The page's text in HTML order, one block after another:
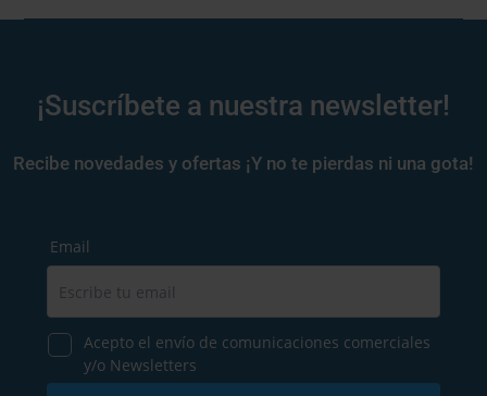
¡Suscríbete a nuestra newsletter!
Recibe novedades y ofertas ¡Y no te pierdas ni una gota!